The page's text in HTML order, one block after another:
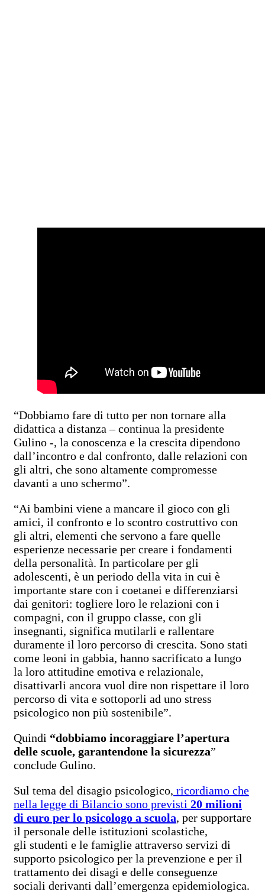
“Dobbiamo fare di tutto per non tornare alla
didattica a distanza – continua la presidente
Gulino -, la conoscenza e la crescita dipendono
dall’incontro e dal confronto, dalle relazioni con
gli altri, che sono altamente compromesse
davanti a uno schermo”.
“Ai bambini viene a mancare il gioco con gli
amici, il confronto e lo scontro costruttivo con
gli altri, elementi che servono a fare quelle
esperienze necessarie per creare i fondamenti
della personalità. In particolare per gli
adolescenti, è un periodo della vita in cui è
importante stare con i coetanei e differenziarsi
dai genitori: togliere loro le relazioni con i
compagni, con il gruppo classe, con gli
insegnanti, significa mutilarli e rallentare
duramente il loro percorso di crescita. Sono stati
come leoni in gabbia, hanno sacrificato a lungo
la loro attitudine emotiva e relazionale,
disattivarli ancora vuol dire non rispettare il loro
percorso di vita e sottoporli ad uno stress
psicologico non più sostenibile”.
Quindi “dobbiamo incoraggiare l’apertura
delle scuole, garantendone la sicurezza”
conclude Gulino.
Sul tema del disagio psicologico, ricordiamo che
nella legge di Bilancio sono previsti 20 milioni
di euro per lo psicologo a scuola, per supportare
il personale delle istituzioni scolastiche,
gli studenti e le famiglie attraverso servizi di
supporto psicologico per la prevenzione e per il
trattamento dei disagi e delle conseguenze
sociali derivanti dall’emergenza epidemiologica.